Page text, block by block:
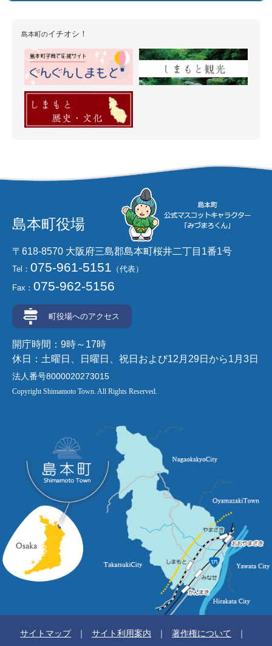
島本町のイチオシ！
島本町役場
〒618-8570 大阪府三島郡島本町桜井二丁目1番1号
Tel： 075-961-5151 （代表）
Fax： 075-962-5156
町役場へのアクセス
開庁時間：9時～17時
休日：土曜日、日曜日、祝日および12月29日から1月3日
法人番号8000020273015
Copyright Shimamoto Town. All Rights Reserved.
サイトマップ サイト利用案内 著作権について